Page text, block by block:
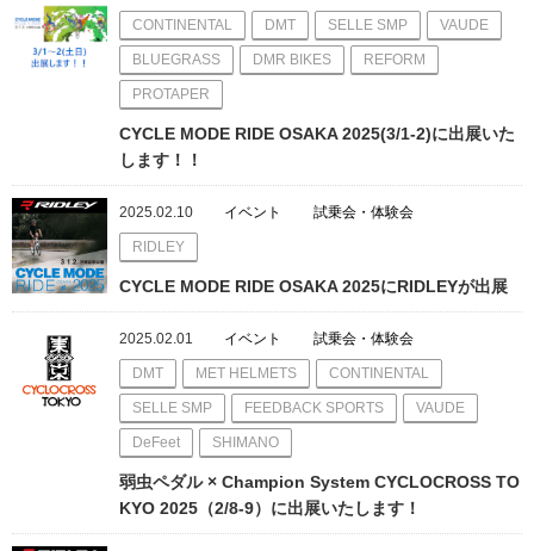
CONTINENTAL DMT SELLE SMP VAUDE
BLUEGRASS DMR BIKES REFORM
PROTAPER
CYCLE MODE RIDE OSAKA 2025(3/1-2)に出展いた
します！！
2025.02.10 イベント 試乗会・体験会
RIDLEY
CYCLE MODE RIDE OSAKA 2025にRIDLEYが出展
2025.02.01 イベント 試乗会・体験会
DMT MET HELMETS CONTINENTAL
SELLE SMP FEEDBACK SPORTS VAUDE
DeFeet SHIMANO
弱虫ペダル × Champion System CYCLOCROSS TO
KYO 2025（2/8-9）に出展いたします！